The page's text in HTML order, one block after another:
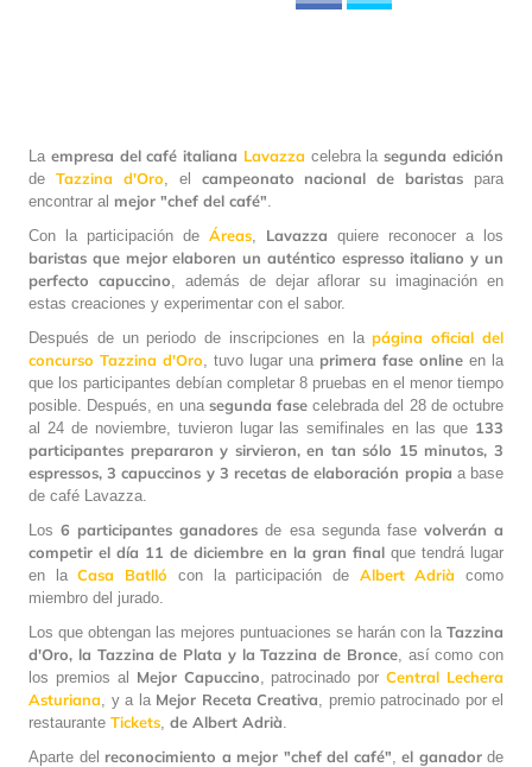
La empresa del café italiana Lavazza celebra lasegunda edición
de Tazzina d'Oro , el campeonato nacional de baristas para
encontrar al mejor "chef del café"
Con la participación de Áreas Lavazza quiere reconocer a los
baristas que mejor elaboren un auténtico espresso italiano y un
perfecto capuccino , además de dejar aflorar su imaginación en
estas creaciones y experimentar con el sabor.
Después de un periodo de inscripciones en lapágina oficial del
concurso Tazzina d'Oro , tuvo lugar una primera fase online en la
que los participantes debían completar 8 pruebas en el menor tiempo
posible. Después, en una segunda fase celebrada del 28 de octubre
al 24 de noviembre, tuvieron lugar las semifinales en las que 133
participantes prepararon y sirvieron, en tan sólo 15 minutos, 3
espressos, 3 capuccinos y 3 recetas de elaboración propia a base
de café Lavazza.
Los6 participantes ganadores de esa segunda fase volverán a
competir el día 11 de diciembre en la gran final que tendrá lugar
en laCasa Batlló con la participación de Albert Adrià como
miembro del jurado.
Los que obtengan las mejores puntuaciones se harán con la Tazzina
d'Oro, la Tazzina de Plata y la Tazzina de Bronce, así como con
los premios al Mejor Capuccino , patrocinado porCentral Lechera
Asturiana , y a la Mejor Receta Creativa , premio patrocinado por el
restaurante Tickets de Albert Adrià
Aparte del reconocimiento a mejor "chef del café" el ganadorde